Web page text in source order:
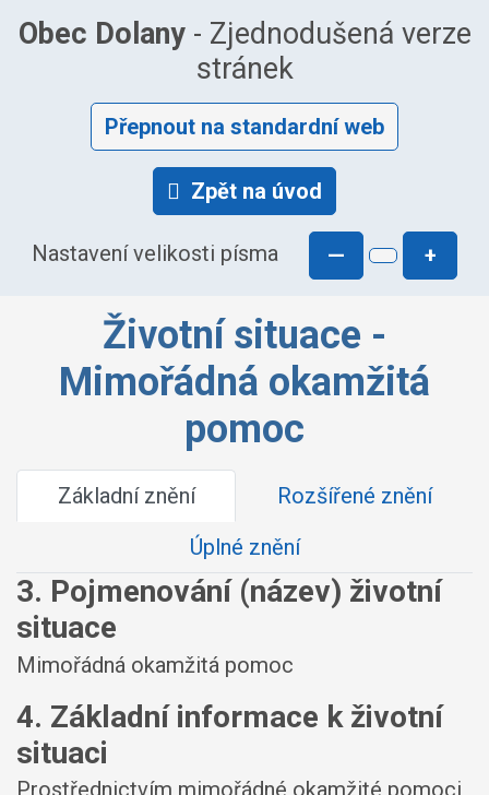
Obec Dolany- Zjednodušená verze
stránek
Přepnout na standardní web
Zpět na úvod
Nastavení velikosti písma — +
Životní situace -
Mimořádná okamžitá
pomoc
Základní znění
Rozšířené znění
Úplné znění
3. Pojmenování (název) životní
situace
Mimořádná okamžitá pomoc
4. Základní informace k životní
situaci
Prostřednictvím mimořádné okamžité pomoci